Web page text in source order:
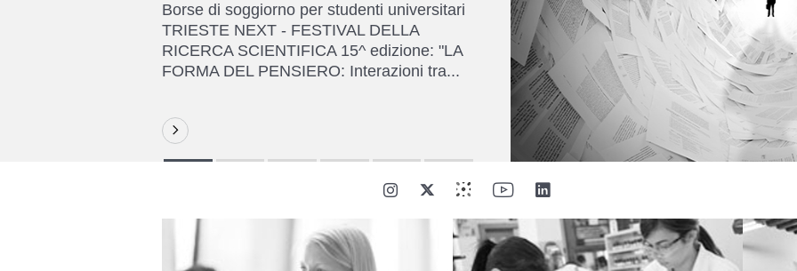
Borse di soggiorno per studenti universitari
TRIESTE NEXT - FESTIVAL DELLA
RICERCA SCIENTIFICA 15^ edizione: "LA
FORMA DEL PENSIERO: Interazioni tra...